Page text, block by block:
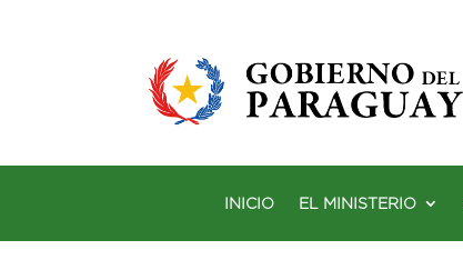
INICIO EL MINISTERIO